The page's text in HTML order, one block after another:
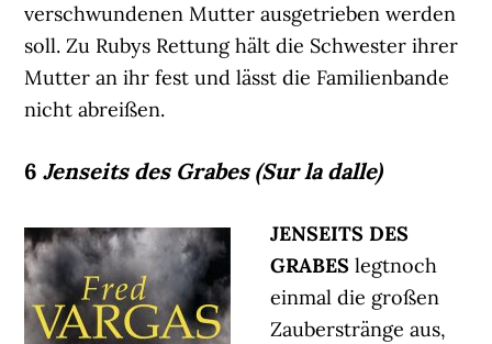
verschwundenen Mutter ausgetrieben werden
soll. Zu Rubys Rettung hält die Schwester ihrer
Mutter an ihr fest und lässt die Familienbande
nicht abreißen.
6Jenseits des Grabes (Sur la dalle)
JENSEITS DES
GRABESlegtnoch
einmal die großen
Zauberstränge aus,